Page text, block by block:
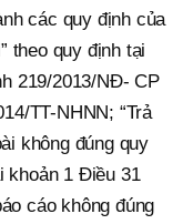
các quy định của
theo quy định tại
219/2013/NĐ- CP
TT-NHNN; “Trả
không đúng quy
khoản 1 Điều 31
cáo không đúng